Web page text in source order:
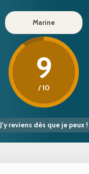
Marine
9
/ 10
J'y reviens dès que je peux !